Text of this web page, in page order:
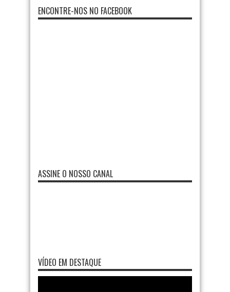
ENCONTRE-NOS NO FACEBOOK
ASSINE O NOSSO CANAL
VÍDEO EM DESTAQUE